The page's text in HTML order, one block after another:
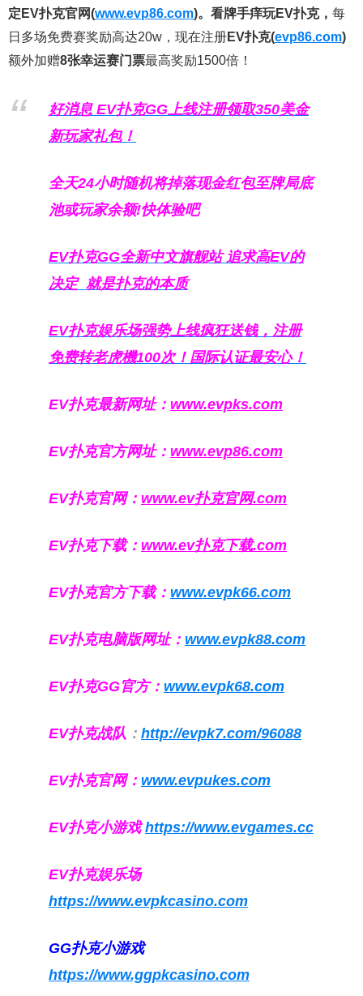
定EV扑克官网(www.evp86.com)。 看牌手痒玩EV扑克， 每
日多场免费赛奖励高达20w，现在注册EV扑克(evp86.com)
额外加赠8张幸运赛门票最高奖励1500倍！
好消息 EV扑克GG上线注册领取350美金
新玩家礼包！
全天24小时随机将掉落现金红包至牌局底
池或玩家余额!快体验吧
EV扑克GG全新中文旗舰站追求高EV的
决定 就是扑克的本质
EV扑克娱乐场强势上线疯狂送钱，注册
免费转老虎機100次！国际认证最安心！
EV扑克最新网址： www.evpks.com
EV扑克官方网址： www.evp86.com
EV扑克官网： www.ev扑克官网.com
EV扑克下载： www.ev扑克下载.com
EV扑克官方下载： www.evpk66.com
EV扑克电脑版网址： www.evpk88.com
EV扑克GG官方： www.evpk68.com
EV扑克战队 ： http://evpk7.com/96088
EV扑克官网： www.evpukes.com
EV扑克小游戏https://www.evgames.cc
EV扑克娱乐场
https://www.evpkcasino.com
GG扑克小游戏
https://www.ggpkcasino.com